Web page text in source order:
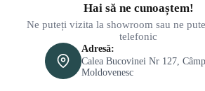
Hai să ne cunoaștem!
Ne puteți vizita la showroom sau ne
telefonic
Adresă:
Calea Bucovinei Nr 127,
Moldovenesc